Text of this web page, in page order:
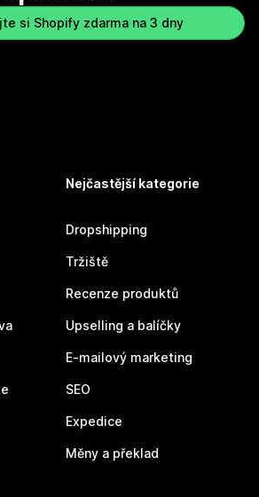
si Shopify zdarma na 3 dny
Nejčastější kategorie
Dropshipping
Tržiště
Recenze produktů
Upselling a balíčky
E-mailový marketing
SEO
Expedice
Měny a překlad